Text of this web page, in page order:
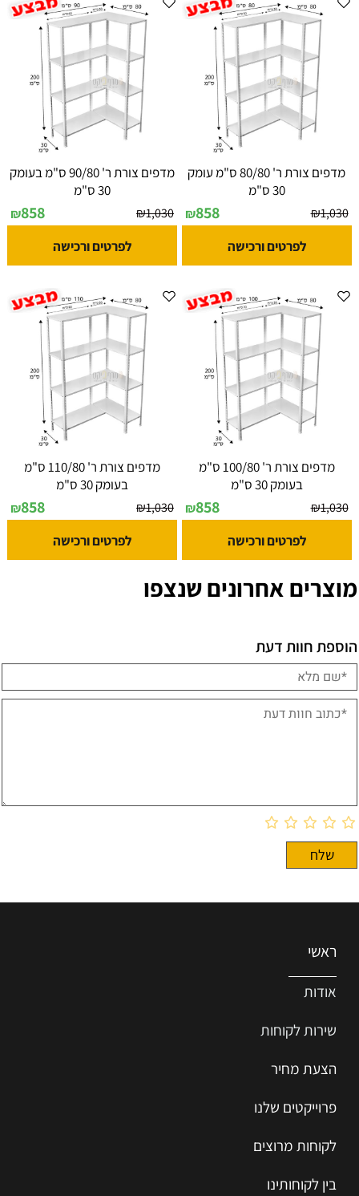
מדפים צורת ר' 80/80 ס"מ עומק
30 ס"מ
₪1,030
₪858
לפרטים ורכישה
מדפים צורת ר' 90/80 ס"מ בעומק
30 ס"מ
₪1,030
₪858
לפרטים ורכישה
מדפים צורת ר' 100/80 ס"מ
בעומק 30 ס"מ
₪1,030
₪858
לפרטים ורכישה
מדפים צורת ר' 110/80 ס"מ
בעומק 30 ס"מ
₪1,030
₪858
לפרטים ורכישה
מוצרים אחרונים שנצפו
הוספת חוות דעת
ראשי
אודות
שירות לקוחות
הצעת מחיר
פרוייקטים שלנו
לקוחות מרוצים
בין לקוחותינו